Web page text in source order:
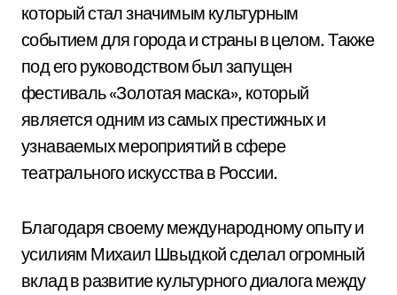
который стал значимым культурным
событием для города и страны в целом. Также
под его руководством был запущен
фестиваль «Золотая маска», который
является одним из самых престижных и
узнаваемых мероприятий в сфере
театрального искусства в России.
Благодаря своему международному опыту и
усилиям Михаил Швыдкой сделал огромный
вклад в развитие культурного диалога между